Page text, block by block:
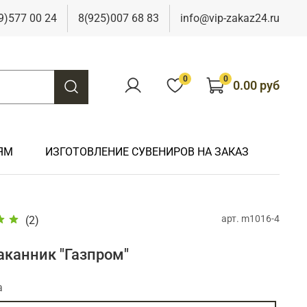
00 24 8(925)007 68 83 info@vip-zakaz24.ru
0 0 0.00 руб
на свадьбу
финансисту
чиновнику/госслужащему
электрику
к 9 мая
охотнику
ИЗГОТОВЛЕНИЕ СУВЕНИРОВ НА ЗАКАЗ
(2)
арт. m1016-4
"Газпром"